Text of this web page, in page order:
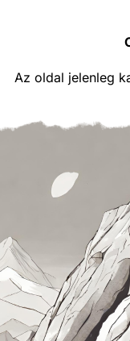
Az oldal jelenleg